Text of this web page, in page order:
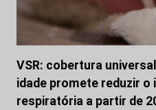
VSR: cobertura
idade promete reduzir o
respiratória a partir de